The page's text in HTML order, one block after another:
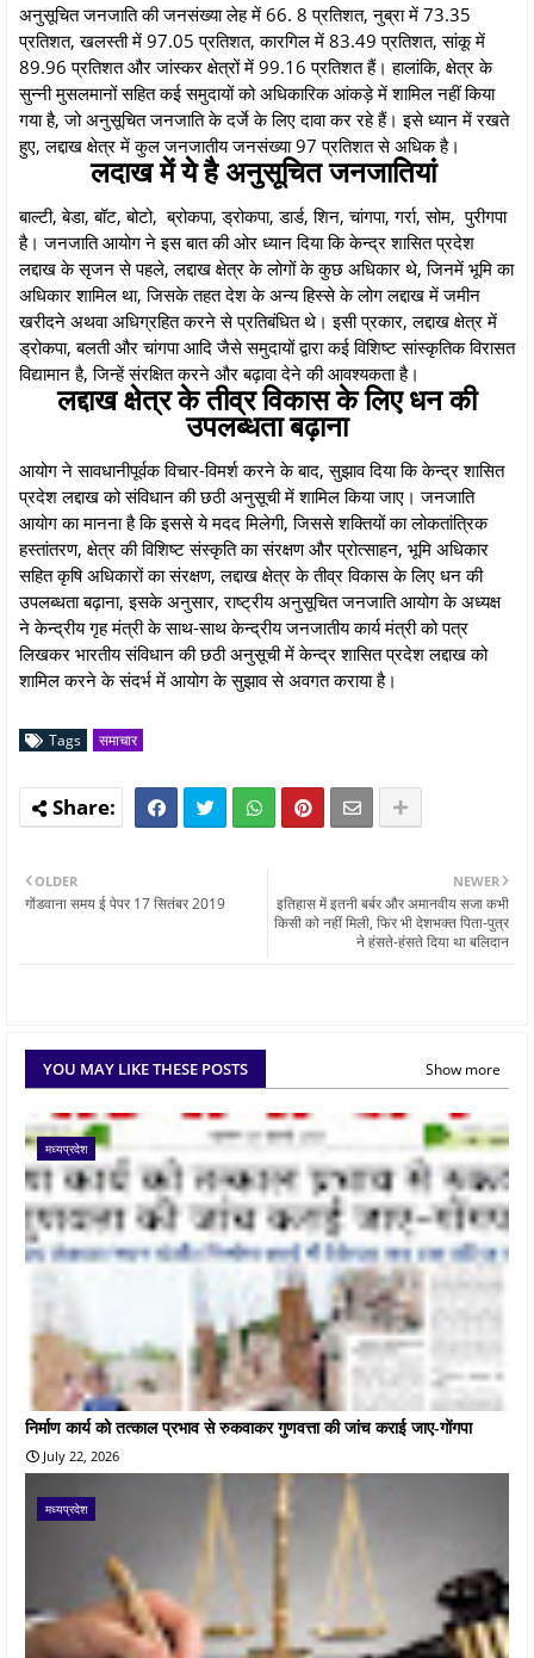
अनुसूचित जनजाति की जनसंख्या लेह में 66. 8 प्रतिशत, नुब्रा में 73.35
प्रतिशत, खलस्ती में 97.05 प्रतिशत, कारगिल में 83.49 प्रतिशत, सांकू में
89.96 प्रतिशत और जांस्कर क्षेत्रों में 99.16 प्रतिशत हैं। हालांकि, क्षेत्र के
सुन्नी मुसलमानों सहित कई समुदायों को अधिकारिक आंकड़े में शामिल नहीं किया
गया है, जो अनुसूचित जनजाति के दर्जे के लिए दावा कर रहे हैं। इसे ध्यान में रखते
हुए, लद्दाख क्षेत्र में कुल जनजातीय जनसंख्या 97 प्रतिशत से अधिक है।
लदाख में ये है अनुसूचित जनजातियां
बाल्टी, बेडा, बॉट, बोटो, ब्रोकपा, ड्रोकपा, डार्ड, शिन, चांगपा, गर्रा, सोम, पुरीगपा
है। जनजाति आयोग ने इस बात की ओर ध्यान दिया कि केन्द्र शासित प्रदेश
लद्दाख के सृजन से पहले, लद्दाख क्षेत्र के लोगों के कुछ अधिकार थे, जिनमें भूमि का
अधिकार शामिल था, जिसके तहत देश के अन्य हिस्से के लोग लद्दाख में जमीन
खरीदने अथवा अधिग्रहित करने से प्रतिबंधित थे। इसी प्रकार, लद्दाख क्षेत्र में
ड्रोकपा, बलती और चांगपा आदि जैसे समुदायों द्वारा कई विशिष्ट सांस्कृतिक विरासत
विद्यामान है, जिन्हें संरक्षित करने और बढ़ावा देने की आवश्यकता है।
लद्दाख क्षेत्र के तीव्र विकास के लिए धन की
उपलब्धता बढ़ाना
आयोग ने सावधानीपूर्वक विचार-विमर्श करने के बाद, सुझाव दिया कि केन्द्र शासित
प्रदेश लद्दाख को संविधान की छठी अनुसूची में शामिल किया जाए। जनजाति
आयोग का मानना है कि इससे ये मदद मिलेगी, जिससे शक्तियों का लोकतांत्रिक
हस्तांतरण, क्षेत्र की विशिष्ट संस्कृति का संरक्षण और प्रोत्साहन, भूमि अधिकार
सहित कृषि अधिकारों का संरक्षण, लद्दाख क्षेत्र के तीव्र विकास के लिए धन की
उपलब्धता बढ़ाना, इसके अनुसार, राष्ट्रीय अनुसूचित जनजाति आयोग के अध्यक्ष
ने केन्द्रीय गृह मंत्री के साथ-साथ केन्द्रीय जनजातीय कार्य मंत्री को पत्र
लिखकर भारतीय संविधान की छठी अनुसूची में केन्द्र शासित प्रदेश लद्दाख को
शामिल करने के संदर्भ में आयोग के सुझाव से अवगत कराया है।
Tags समाचार
NEWER
इतिहास में इतनी बर्बर और अमानवीय सजा कभी
किसी को नहीं मिली, फिर भी देशभक्त पिता-पुत्र
ने हंसते-हंसते दिया था बलिदान
OLDER
गोंडवाना समय ई पेपर 17 सितंबर 2019
YOU MAY LIKE THESE POSTS Show more
मध्यप्रदेश
निर्माण कार्य को तत्काल प्रभाव से रुकवाकर गुणवत्ता की जांच कराई जाए-गोंगपा
July 22, 2026
मध्यप्रदेश